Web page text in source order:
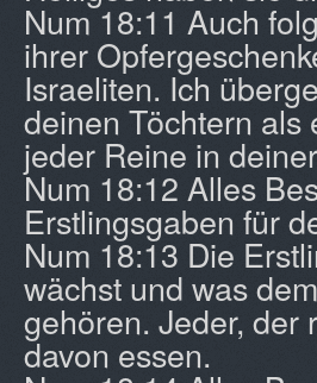
Num 18:11 Auch
ihrer
Israeliten. Ich
deinen Töchtern
jeder Reine in
Num 18:12 Alles
Erstlingsgaben für
Num 18:13 Die
wächst und was
gehören. Jeder, der
davon essen.